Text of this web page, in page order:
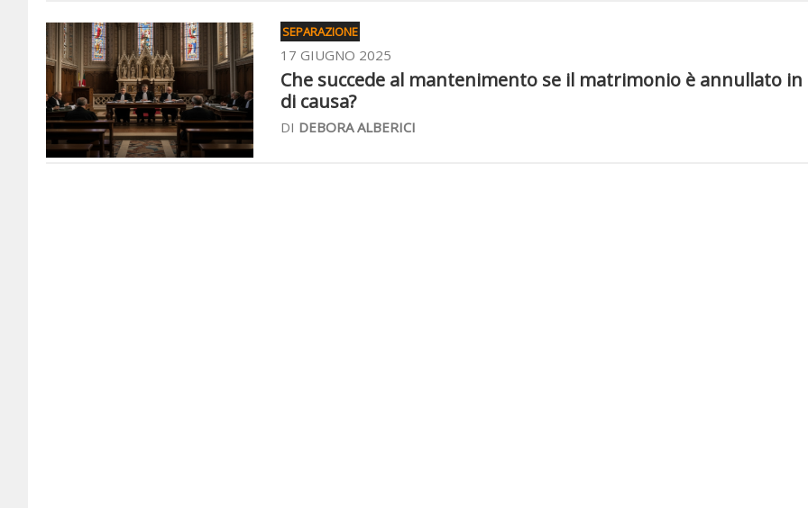
SEPARAZIONE
17 GIUGNO 2025
Che succede al mantenimento se il matrimonio è annullato in
di causa?
DI DEBORA ALBERICI